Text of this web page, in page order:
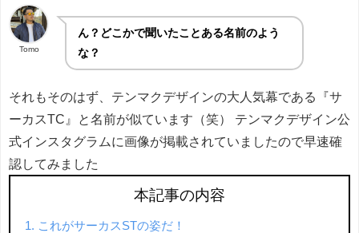
Tomo
ん？どこかで聞いたことある名前のよう
な？
それもそのはず、テンマクデザインの大人気幕である『サ
ーカスTC』と名前が似ています（笑） テンマクデザイン公
式インスタグラムに画像が掲載されていましたので早速確
認してみました
本記事の内容
これがサーカスSTの姿だ！